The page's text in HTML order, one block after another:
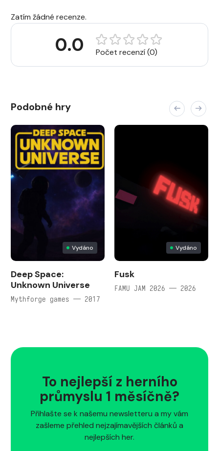
Zatím žádné recenze.
0.0 Počet recenzí (0)
Podobné hry
Vydáno
Deep Space:
Unknown Universe
Mythforge games — 2017
Vydáno
Fusk
FAMU JAM 2026 — 2026
To nejlepší z herního
průmyslu 1 měsíčně?
Přihlašte se k našemu newsletteru a my vám
zašleme přehled nejzajímavějších článků a
nejlepších her.